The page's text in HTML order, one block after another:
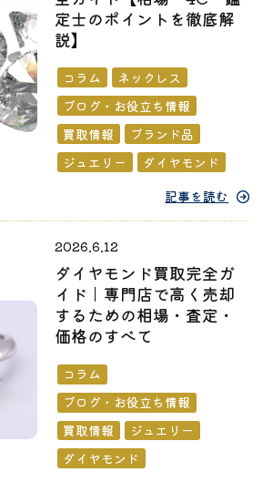
定士のポイントを徹底解
説】
コラム
ネックレス
ブログ・お役立ち情報
買取情報
ブランド品
ジュエリー
ダイヤモンド
記事を読む
2026.6.12
ダイヤモンド買取完全ガ
イド｜専門店で高く売却
するための相場・査定・
価格のすべて
コラム
ブログ・お役立ち情報
買取情報
ジュエリー
ダイヤモンド